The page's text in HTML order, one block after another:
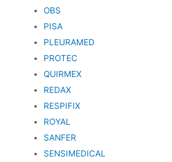
OBS
PISA
PLEURAMED
PROTEC
QUIRMEX
REDAX
RESPIFIX
ROYAL
SANFER
SENSIMEDICAL